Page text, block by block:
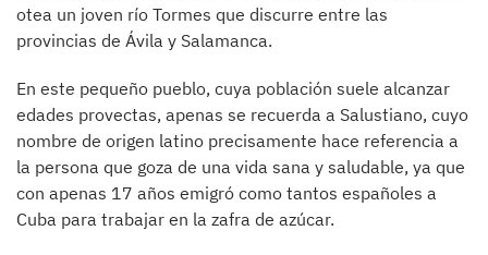
otea un joven río Tormes que discurre entre las
provincias de Ávila y Salamanca.
En este pequeño pueblo, cuya población suele alcanzar
edades provectas, apenas se recuerda a Salustiano, cuyo
nombre de origen latino precisamente hace referencia a
la persona que goza de una vida sana y saludable, ya que
con apenas 17 años emigró como tantos españoles a
Cuba para trabajar en la zafra de azúcar.